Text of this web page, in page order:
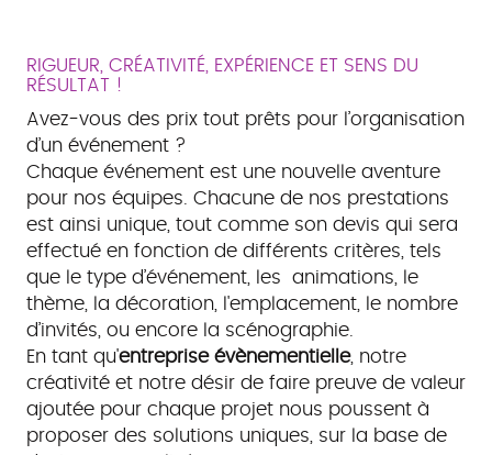
RIGUEUR, CRÉATIVITÉ, EXPÉRIENCE ET SENS DU
RÉSULTAT !
Avez-vous des prix tout prêts pour l’organisation
d’un événement ?
Chaque événement est une nouvelle aventure
pour nos équipes. Chacune de nos prestations
est ainsi unique, tout comme son devis qui sera
effectué en fonction de différents critères, tels
que le type d’événement, les animations, le
thème, la décoration, l'emplacement, le nombre
d’invités, ou encore la scénographie.
En tant qu'entreprise évènementielle, notre
créativité et notre désir de faire preuve de valeur
ajoutée pour chaque projet nous poussent à
proposer des solutions uniques, sur la base de